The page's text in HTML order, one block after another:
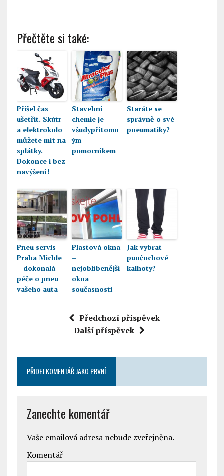
Přečtěte si také:
Přišel čas
ušetřit. Skútr
a elektrokolo
můžete mít na
splátky.
Dokonce i bez
navýšení!
Stavební
chemie je
všudypřítomn
ým
pomocníkem
Staráte se
správně o své
pneumatiky?
Pneu servis
Praha Michle
– dokonalá
péče o pneu
vašeho auta
Plastová okna
–
nejoblíbenější
okna
současnosti
Jak vybrat
punčochové
kalhoty?
Předchozí příspěvek
Další příspěvek
PŘIDEJ KOMENTÁŘ JAKO PRVNÍ
Zanechte komentář
Vaše emailová adresa nebude zveřejněna.
Komentář